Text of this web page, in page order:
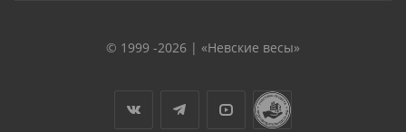
© 1999 -2026 | «Невские весы»